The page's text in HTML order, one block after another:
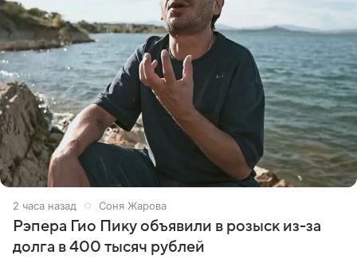
2 часа назад Соня Жарова
Рэпера Гио Пику объявили в розыск из-за
долга в 400 тысяч рублей